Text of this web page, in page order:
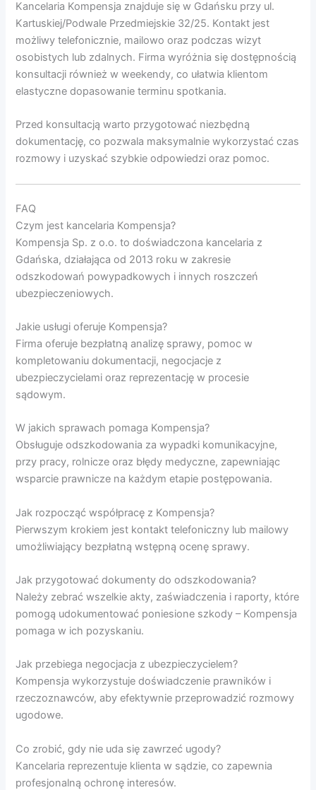
Kancelaria Kompensja znajduje się w Gdańsku przy ul.
Kartuskiej/Podwale Przedmiejskie 32/25. Kontakt jest
możliwy telefonicznie, mailowo oraz podczas wizyt
osobistych lub zdalnych. Firma wyróżnia się dostępnością
konsultacji również w weekendy, co ułatwia klientom
elastyczne dopasowanie terminu spotkania.
Przed konsultacją warto przygotować niezbędną
dokumentację, co pozwala maksymalnie wykorzystać czas
rozmowy i uzyskać szybkie odpowiedzi oraz pomoc.
FAQ
Czym jest kancelaria Kompensja?
Kompensja Sp. z o.o. to doświadczona kancelaria z
Gdańska, działająca od 2013 roku w zakresie
odszkodowań powypadkowych i innych roszczeń
ubezpieczeniowych.
Jakie usługi oferuje Kompensja?
Firma oferuje bezpłatną analizę sprawy, pomoc w
kompletowaniu dokumentacji, negocjacje z
ubezpieczycielami oraz reprezentację w procesie
sądowym.
W jakich sprawach pomaga Kompensja?
Obsługuje odszkodowania za wypadki komunikacyjne,
przy pracy, rolnicze oraz błędy medyczne, zapewniając
wsparcie prawnicze na każdym etapie postępowania.
Jak rozpocząć współpracę z Kompensja?
Pierwszym krokiem jest kontakt telefoniczny lub mailowy
umożliwiający bezpłatną wstępną ocenę sprawy.
Jak przygotować dokumenty do odszkodowania?
Należy zebrać wszelkie akty, zaświadczenia i raporty, które
pomogą udokumentować poniesione szkody – Kompensja
pomaga w ich pozyskaniu.
Jak przebiega negocjacja z ubezpieczycielem?
Kompensja wykorzystuje doświadczenie prawników i
rzeczoznawców, aby efektywnie przeprowadzić rozmowy
ugodowe.
Co zrobić, gdy nie uda się zawrzeć ugody?
Kancelaria reprezentuje klienta w sądzie, co zapewnia
profesjonalną ochronę interesów.